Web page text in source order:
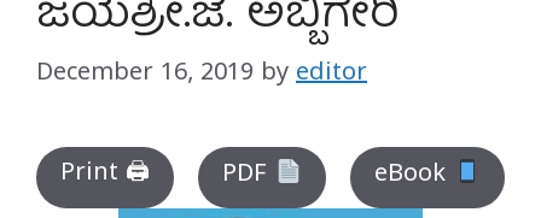
ಜಯಶ್ರೀ.ಜೆ. ಅಬ್ಬಿಗೇರಿ
December 16, 2019 by editor
Print 🖨 PDF eBook